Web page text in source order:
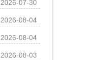
2026-07-30
2026-08-04
2026-08-04
2026-08-03